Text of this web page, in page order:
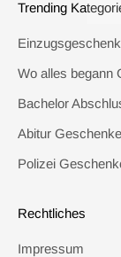
Trending
Wo alles begann
Bachelor
Abitur Geschenke
Polizei
Rechtliches
Impressum